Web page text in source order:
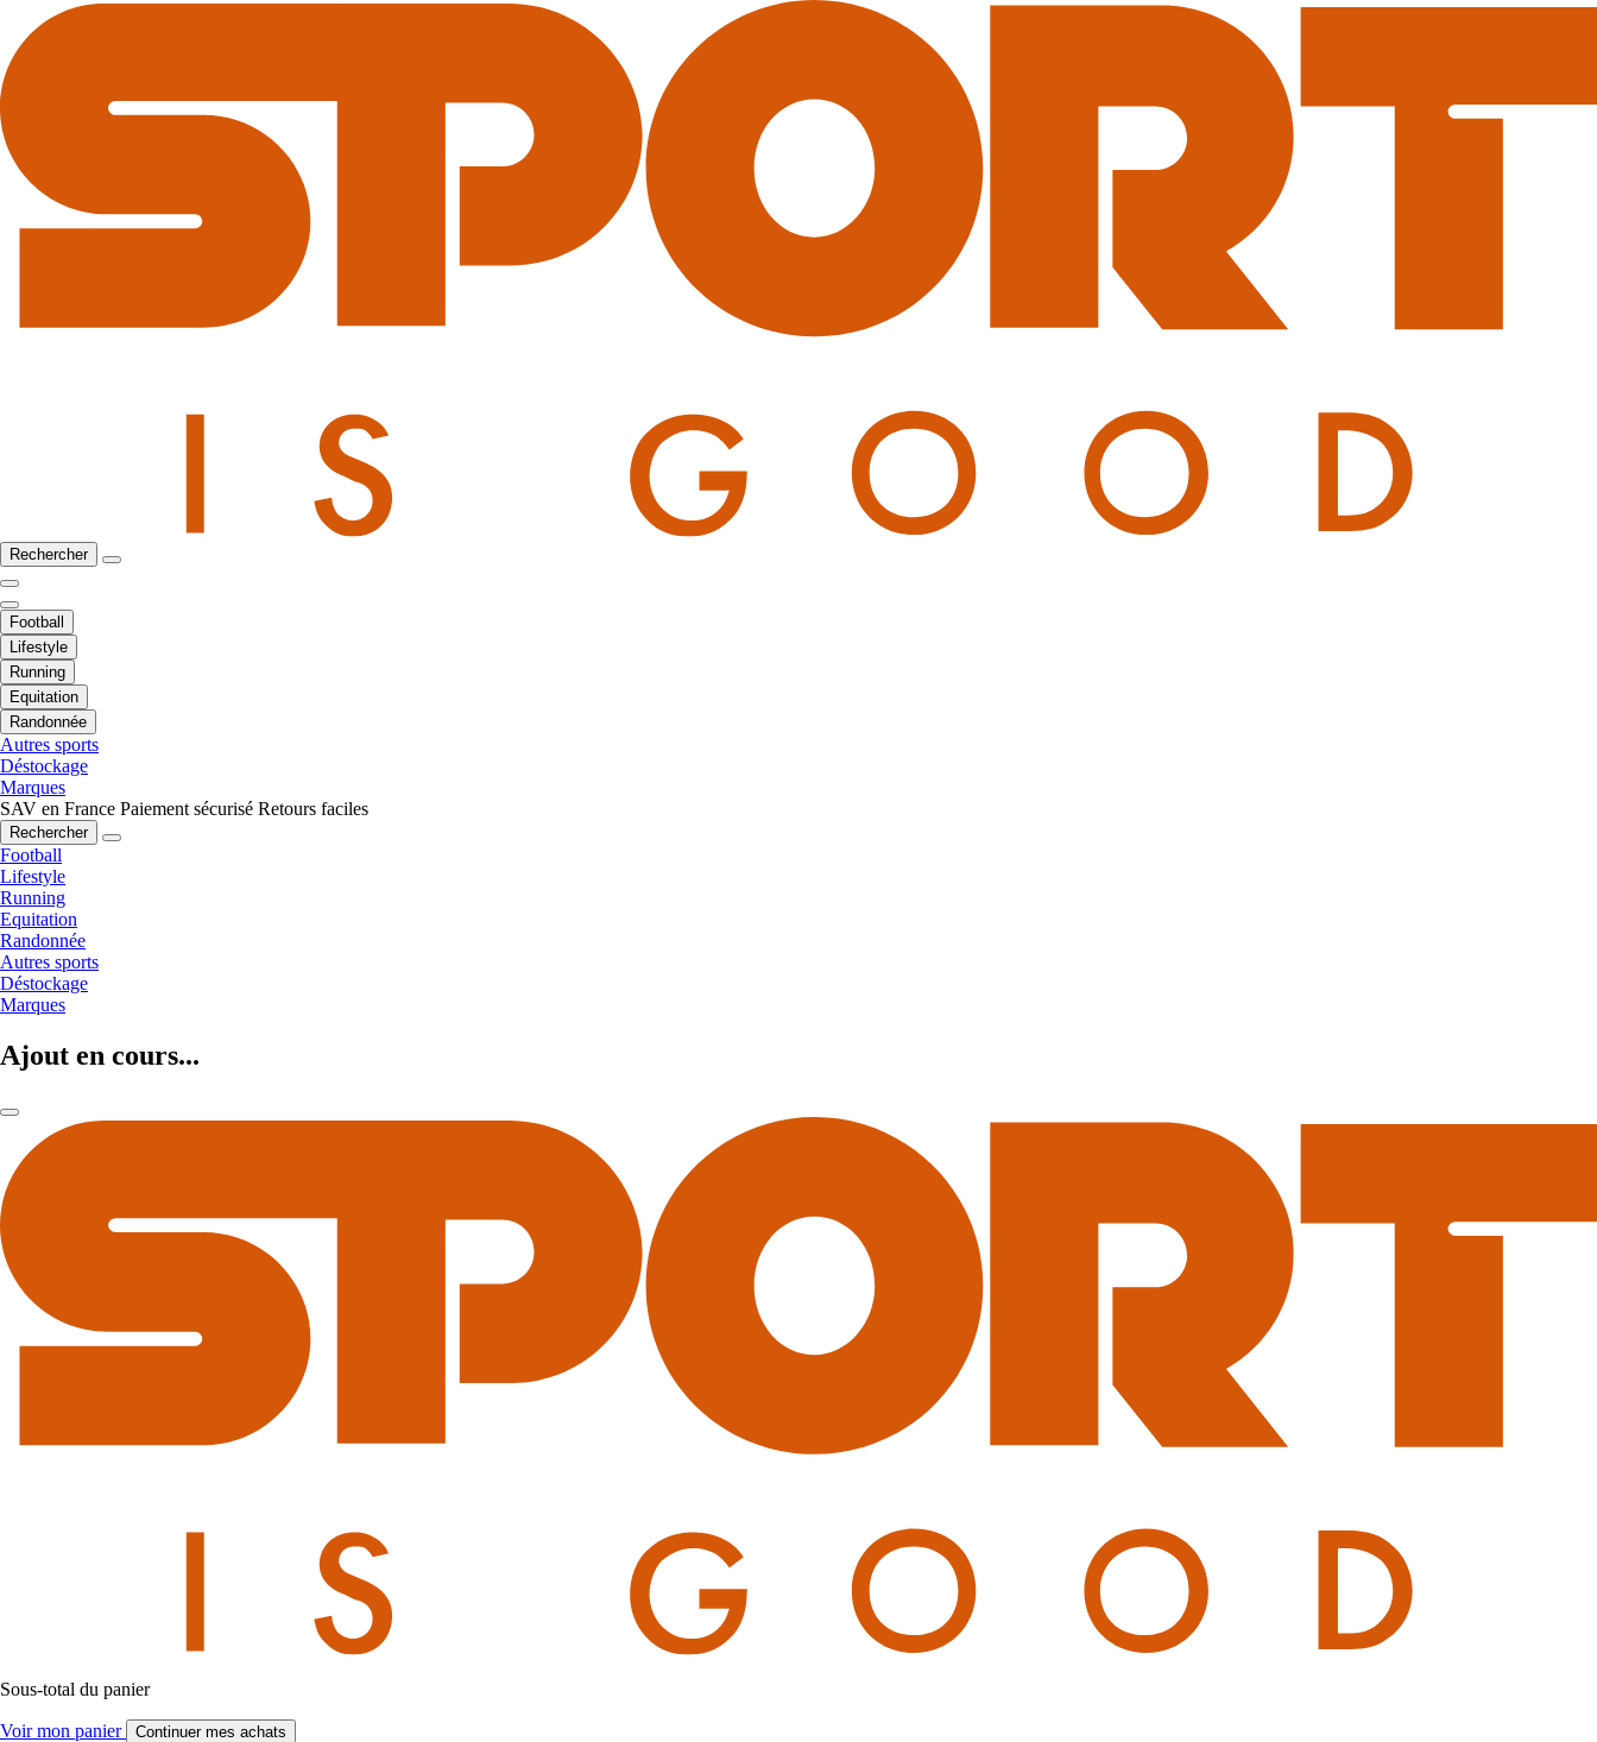
Rechercher
Football
Lifestyle
Running
Equitation
Randonnée
Autres sports
Déstockage
Marques
SAV en France Paiement sécurisé Retours faciles
Rechercher
Football
Lifestyle
Running
Equitation
Randonnée
Autres sports
Déstockage
Marques
Ajout en cours...
Sous-total du panier
Voir mon panier Continuer mes achats